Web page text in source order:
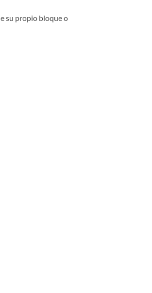
su propio bloque o